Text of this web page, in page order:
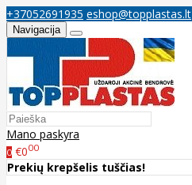
+37052691935 eshop@topplastas.lt
Navigacija
Mano paskyra
0 €000
Prekių krepšelis tuščias!